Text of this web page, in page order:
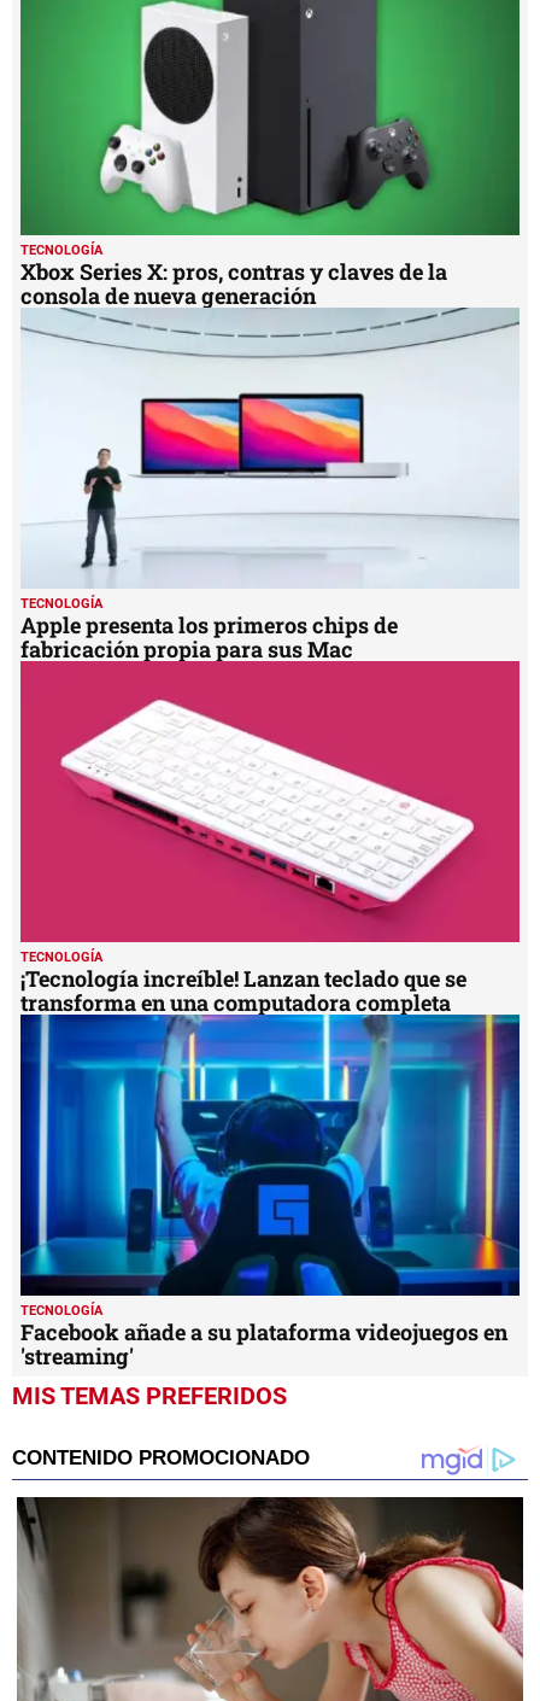
TECNOLOGÍA
Xbox Series X: pros, contras y claves de la
consola de nueva generación
TECNOLOGÍA
Apple presenta los primeros chips de
fabricación propia para sus Mac
TECNOLOGÍA
¡Tecnología increíble! Lanzan teclado que se
transforma en una computadora completa
TECNOLOGÍA
Facebook añade a su plataforma videojuegos en
'streaming'
MIS TEMAS PREFERIDOS